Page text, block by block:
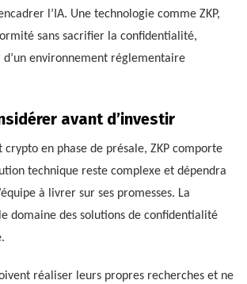
l’IA. Une technologie comme ZKP,
sans sacrifier la confidentialité,
environnement réglementaire
avant d’investir
en phase de présale, ZKP comporte
technique reste complexe et dépendra
à livrer sur ses promesses. La
domaine des solutions de confidentialité
réaliser leurs propres recherches et ne